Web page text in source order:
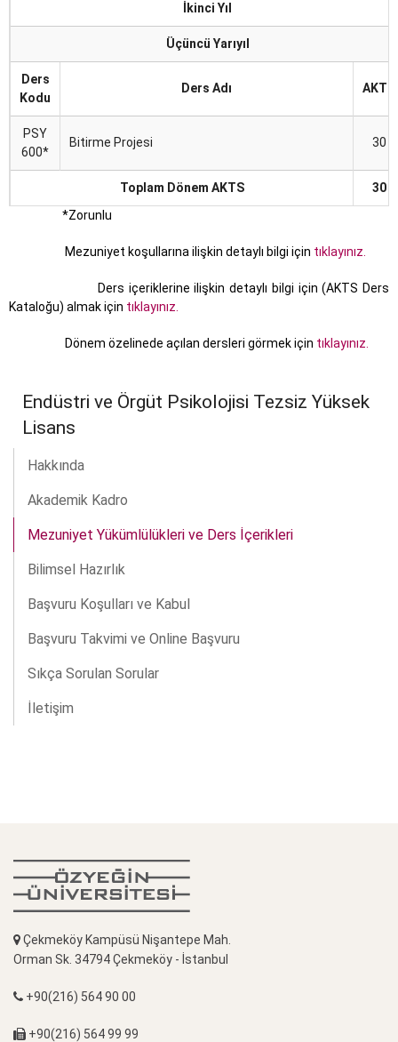
İkinci Yıl
Üçüncü Yarıyıl
Ders
Kodu
Ders Adı AKTS
PSY
600*
Bitirme Projesi 30
Toplam Dönem AKTS
30
*Zorunlu
Mezuniyet koşullarına ilişkin detaylı bilgi için tıklayınız.
Ders içeriklerine ilişkin detaylı bilgi için (AKTS Ders
Kataloğu) almak için tıklayınız.
Dönem özelinede açılan dersleri görmek için tıklayınız.
Endüstri ve Örgüt Psikolojisi Tezsiz Yüksek
Lisans
Hakkında
Akademik Kadro
Mezuniyet Yükümlülükleri ve Ders İçerikleri
Bilimsel Hazırlık
Başvuru Koşulları ve Kabul
Başvuru Takvimi ve Online Başvuru
Sıkça Sorulan Sorular
İletişim
Çekmeköy Kampüsü Nişantepe Mah.
Orman Sk. 34794 Çekmeköy - İstanbul
+90(216) 564 90 00
+90(216) 564 99 99